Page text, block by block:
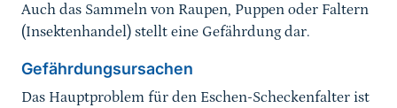
Auch das Sammeln von Raupen, Puppen oder Faltern
(Insektenhandel) stellt eine Gefährdung dar.
Gefährdungsursachen
Das Hauptproblem für den Eschen-Scheckenfalter ist